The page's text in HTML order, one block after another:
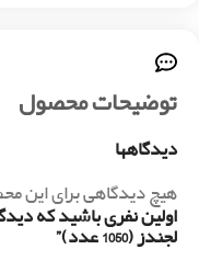
توضیحات محصول
دیدگاهها
هیچ دیدگاهی برای این
اولین نفری باشید که
لجندز (1050 عدد)”